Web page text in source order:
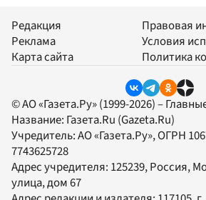
Редакция
Реклама
Карта сайта
Правовая
Условия
Политика
© АО «Газета.Ру» (1999-2026) –
Название: Газета.Ru (Gazeta.Ru)
Учредитель:АО «Газета.Ру», ОГРН
7743625728
Адрес учредителя: 125239, Россия,
улица, дом 67